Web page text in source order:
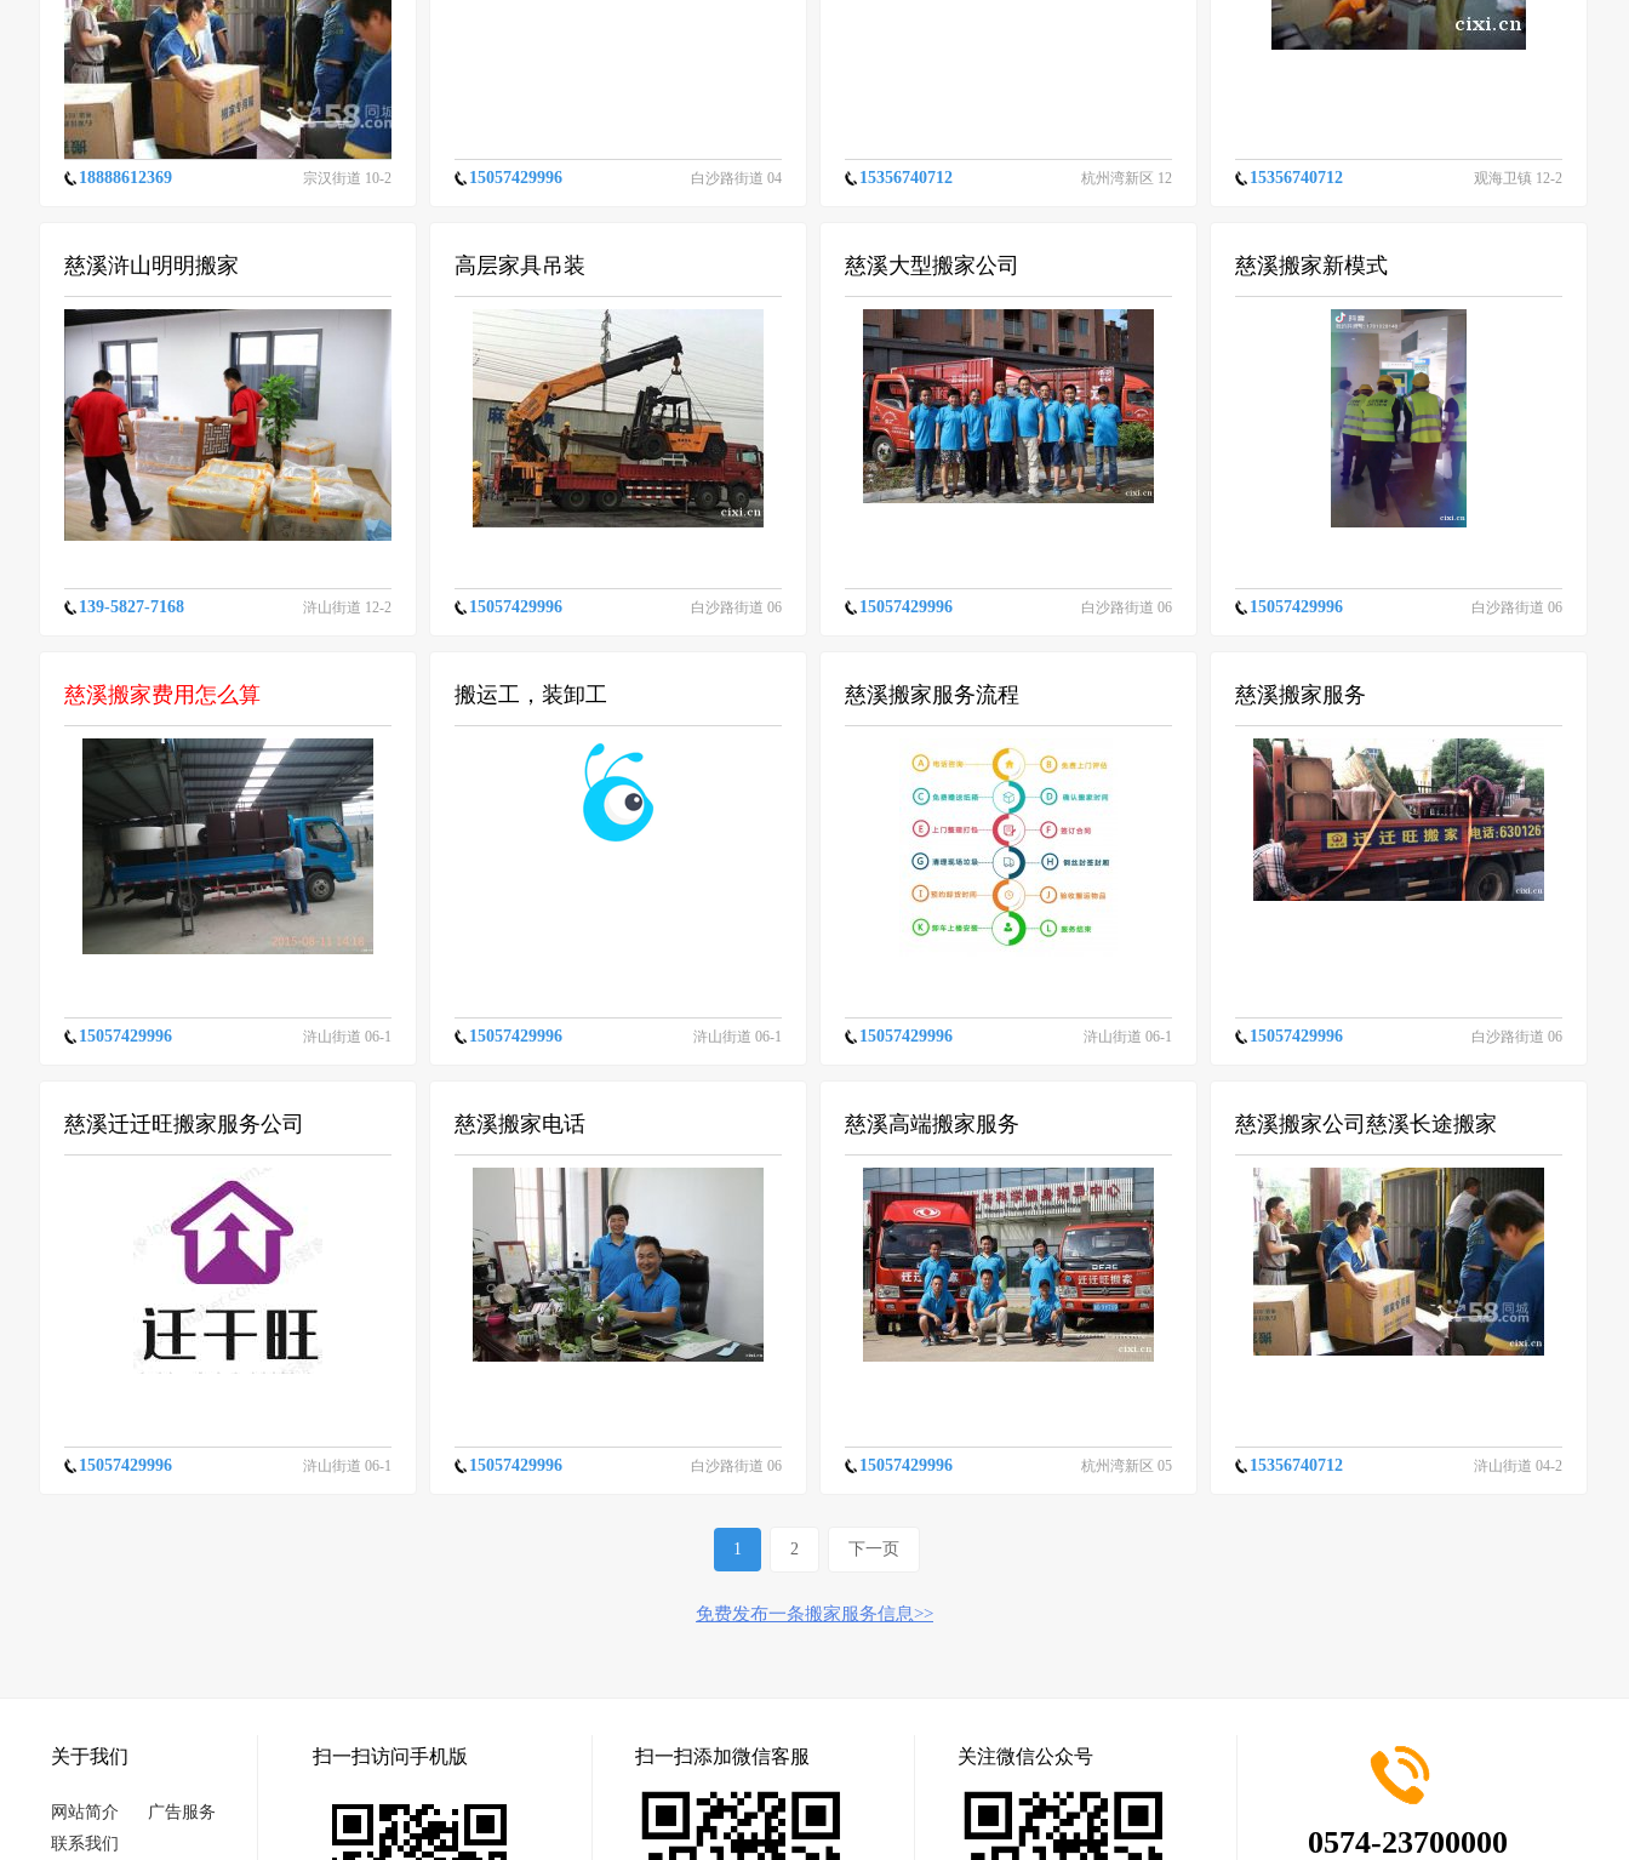
18888612369 宗汉街道 10-2 15057429996 白沙路街道 04 15356740712 杭州湾新区 12 15356740712 观海卫镇 12-2
慈溪浒山明明搬家
139-5827-7168 浒山街道 12-2
高层家具吊装
15057429996 白沙路街道 06
慈溪大型搬家公司
15057429996 白沙路街道 06
慈溪搬家新模式
15057429996 白沙路街道 06
慈溪搬家费用怎么算
15057429996 浒山街道 06-1
搬运工，装卸工
15057429996 浒山街道 06-1
慈溪搬家服务流程
15057429996 浒山街道 06-1
慈溪搬家服务
15057429996 白沙路街道 06
慈溪迁迁旺搬家服务公司
15057429996 浒山街道 06-1
慈溪搬家电话
15057429996 白沙路街道 06
慈溪高端搬家服务
15057429996 杭州湾新区 05
慈溪搬家公司慈溪长途搬家
15356740712 浒山街道 04-2
1 2 下一页
免费发布一条搬家服务信息>>
关于我们
网站简介
广告服务
联系我们
扫一扫访问手机版 扫一扫添加微信客服 关注微信公众号
0574-23700000